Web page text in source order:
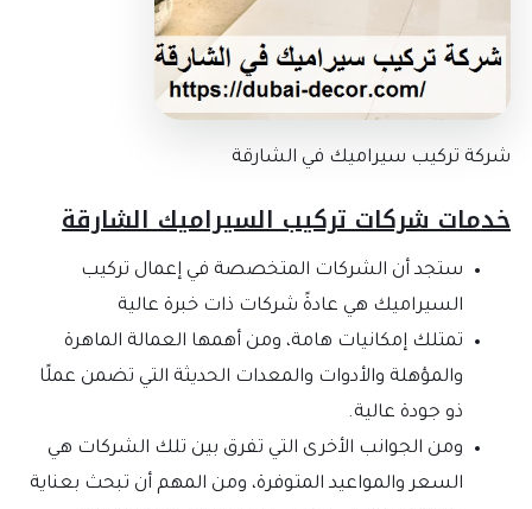
تركيب سيراميك في الشارقة
شركات ﺗﺮﻛﻴﺐ اﻟﺴﻴﺮاﻣﻴﻚ اﻟﺸﺎرﻗﺔ
ستجد أن الشركات المتخصصة في إعمال تركيب
السيراميك هي عادةً شركات ذات خبرة عالية
تمتلك إمكانيات هامة، ومن أهمها العمالة الماهرة
والمؤهلة والأدوات والمعدات الحديثة التي تضمن عملًا
ذو جودة عالية.
ومن الجوانب الأخرى التي تفرق بين تلك الشركات هي
السعر والمواعيد المتوفرة، ومن المهم أن تبحث بعناية